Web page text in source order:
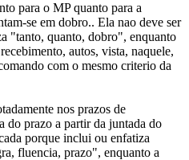
para o MP quanto para a
se em dobro.. Ela nao deve ser
"tanto, quanto, dobro", enquanto
autos, vista, naquele,
com o mesmo criterio da
nos prazos de
do prazo a partir da juntada do
porque inclui ou enfatiza
fluencia, prazo", enquanto a